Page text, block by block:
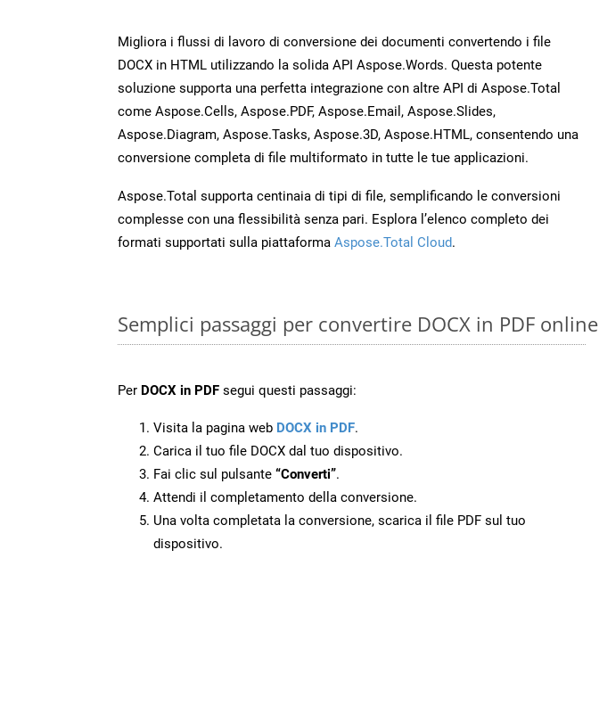
Migliora i flussi di lavoro di conversione dei documenti convertendo i file
DOCX in HTML utilizzando la solida API Aspose.Words. Questa potente
soluzione supporta una perfetta integrazione con altre API di Aspose.Total
come Aspose.Cells, Aspose.PDF, Aspose.Email, Aspose.Slides,
Aspose.Diagram, Aspose.Tasks, Aspose.3D, Aspose.HTML, consentendo una
conversione completa di file multiformato in tutte le tue applicazioni.
Aspose.Total supporta centinaia di tipi di file, semplificando le conversioni
complesse con una flessibilità senza pari. Esplora l’elenco completo dei
formati supportati sulla piattaforma Aspose.Total Cloud.
Semplici passaggi per convertire DOCX in PDF online
Per DOCX in PDF segui questi passaggi:
Visita la pagina web DOCX in PDF.
Carica il tuo file DOCX dal tuo dispositivo.
Fai clic sul pulsante “Converti”.
Attendi il completamento della conversione.
Una volta completata la conversione, scarica il file PDF sul tuo
dispositivo.